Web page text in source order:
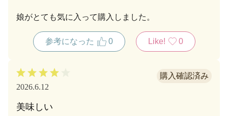
娘がとても気に入って購入しました。
参考になった 0 Like! 0
2026.6.12
美味しい